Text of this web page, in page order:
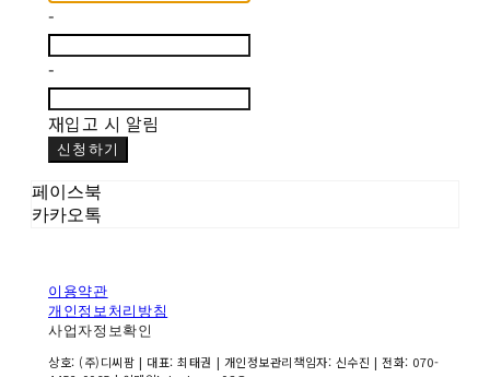
-
-
재입고 시 알림
신청하기
페이스북
카카오톡
이용약관
개인정보처리방침
사업자정보확인
상호: (주)디씨팜 | 대표: 최태권 | 개인정보관리책임자: 신수진 | 전화: 070-